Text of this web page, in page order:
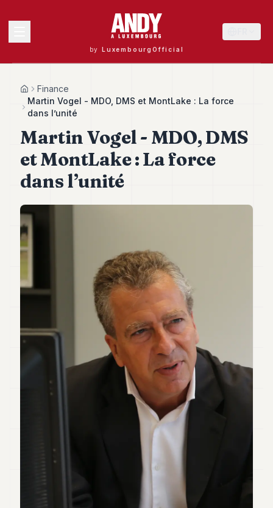
by LuxembourgOfficial
Andy
40
Andy
39
Andy
Andy
37
Andy
36
Andy
Andy
34
Andy
32
Andy
HomeFinance
Martin Vogel - MDO, DMS et MontLake : La force
dans l’unité
Martin Vogel - MDO, DMS
et MontLake : La force
dans l’unité